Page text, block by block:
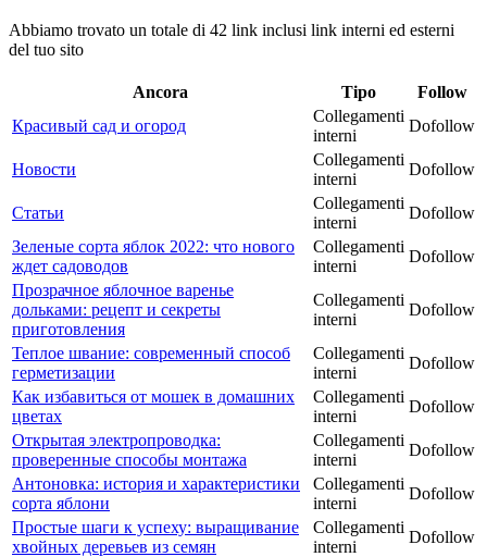
Abbiamo trovato un totale di 42 link inclusi link interni ed esterni
del tuo sito
Ancora Tipo
Follow
Красивый сад и огород
Collegamenti
interni
Dofollow
Новости
Collegamenti
interni
Dofollow
Статьи
Collegamenti
interni
Dofollow
Зеленые сорта яблок 2022: что нового
ждет садоводов
Collegamenti
interni
Dofollow
Прозрачное яблочное варенье
дольками: рецепт и секреты
приготовления
Collegamenti
interni
Dofollow
Теплое швание: современный способ
герметизации
Collegamenti
interni
Dofollow
Как избавиться от мошек в домашних
цветах
Collegamenti
interni
Dofollow
Открытая электропроводка:
проверенные способы монтажа
Collegamenti
interni
Dofollow
Антоновка: история и характеристики
сорта яблони
Collegamenti
interni
Dofollow
Простые шаги к успеху: выращивание
хвойных деревьев из семян
Collegamenti
interni
Dofollow